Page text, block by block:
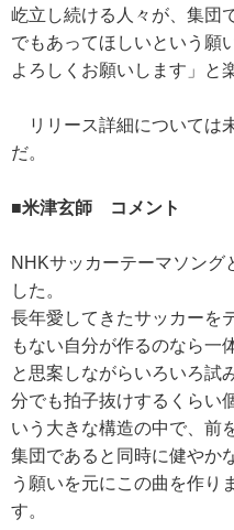
屹立し続ける人々が、集団
でもあってほしいという願
よろしくお願いします」と
リリース詳細については
だ。
■米津玄師 コメント
NHKサッカーテーマソング
した。
長年愛してきたサッカーを
もない自分が作るのなら一
と思案しながらいろいろ試
分でも拍子抜けするくらい
いう大きな構造の中で、前
集団であると同時に健やか
う願いを元にこの曲を作り
す。